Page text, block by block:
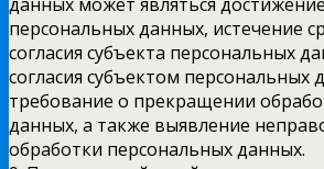
персональных данных, истечение
согласия субъекта персональных
согласия субъектом персональных
требование о прекращении
данных, а также выявление
обработки персональных данных.